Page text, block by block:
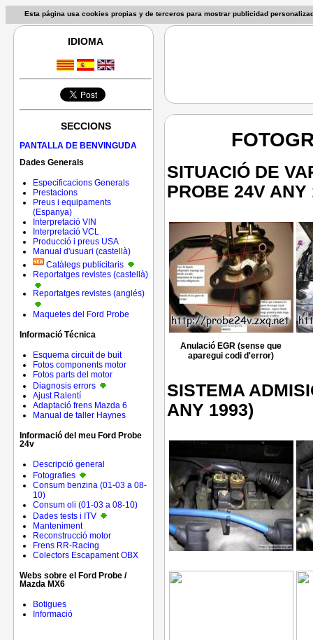
Esta página usa cookies propias y de terceros para mostrar publicidad
IDIOMA
SECCIONS
PANTALLA DE BENVINGUDA
Dades Generals
Especificacions Generals
Prestacions
Preus i equipaments
(Espanya)
Interpretació VIN
Interpretació VCL
Producció i preus USA
Manual d'usuari (castellà)
Catàlegs publicitaris
Reportatges revistes (castellà)
Reportatges revistes (anglés)
Maquetes del Ford Probe
Informació Técnica
Esquema circuit de buit
Fotos components motor
Fotos parts del motor
Diagnosis errors
Ajust Ralentí
Adaptació frens Mazda 6
Manual de taller Haynes
Informació del meu Ford Probe
24v
Descripció general
Fotografies
Consum benzina (01-03 a 08-
10)
Consum oli (01-03 a 08-10)
Dades tests i ITV
Manteniment
Reconstrucció motor
Frens RR-Racing
Colectors Escapament OBX
Webs sobre el Ford Probe /
Mazda MX6
Botigues
Informació
SITUACIÓ DE
PROBE 24V ANY
Anulació EGR (sense que
aparegui codi d'error)
SISTEMA
ANY 1993)